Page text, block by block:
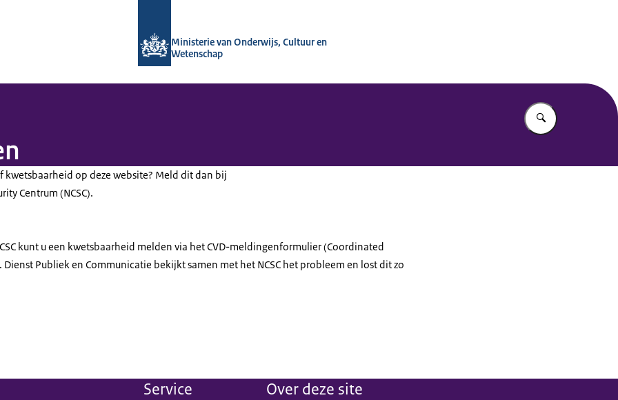
Ministerie van Onderwijs, Cultuur en
Wetenschap
Vul in wat u
kwetsbaarheid op deze website? Meld dit dan bij
Centrum (NCSC).
kunt u een kwetsbaarheid melden via het CVD-meldingenformulier (Coordinated
Publiek en Communicatie bekijkt samen met het NCSC het probleem en lost dit zo
Service Over deze site